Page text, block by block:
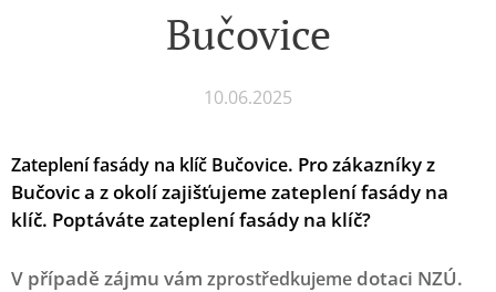
Bučovice
10.06.2025
Zateplení fasády na klíč Bučovice. Pro zákazníky z
Bučovic a z okolí zajišťujeme zateplení fasády na
klíč. Poptáváte zateplení fasády na klíč?
V případě zájmu vám zprostředkujeme dotaci NZÚ.